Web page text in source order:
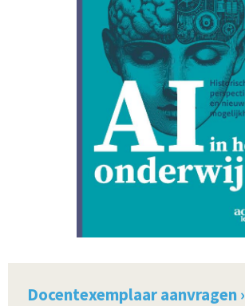
Docentexemplaar aanvragen ›